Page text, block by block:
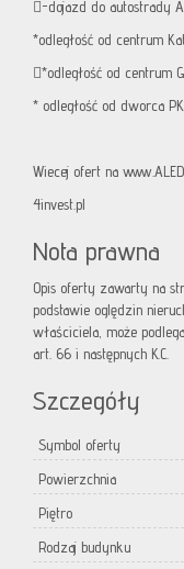
-dojazd do autostrady
*odległość od centrum
*odległość od centrum
* odległość od dworca
Wiecej ofert na
4invest.pl
Nota prawna
Opis oferty zawarty na
podstawie oględzin
właściciela, może
art. 66 i następnych K.C.
Szczegóły
Symbol oferty
Powierzchnia
Piętro
Rodzaj budynku